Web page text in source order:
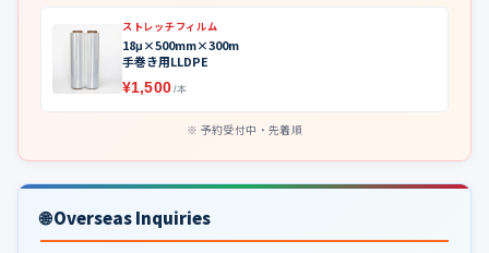
ストレッチフィルム
18μ×500mm×300m
手巻き用LLDPE
¥1,500 /本
予約受付中・先着順
🌐 Overseas Inquiries